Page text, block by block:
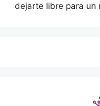
dejarte libre para un